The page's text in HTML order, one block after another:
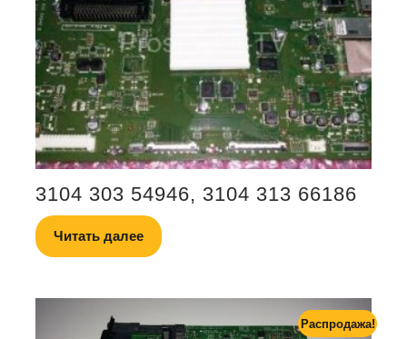
3104 303 54946, 3104 313 66186
Читать далее
Распродажа!